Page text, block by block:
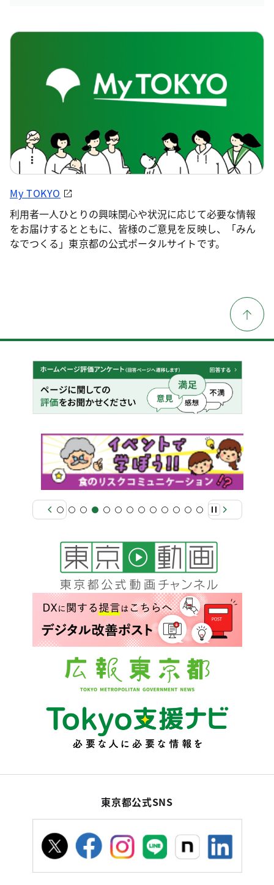
My TOKYO
利用者一人ひとりの興味関心や状況に応じて必要な情報
をお届けするとともに、皆様のご意見を反映し、「みん
なでつくる」東京都の公式ポータルサイトです。
東京都公式SNS